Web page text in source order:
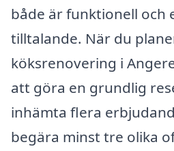
både är funktionell och
tilltalande. När du
köksrenovering i
att göra en grundlig
inhämta flera
begära minst tre olika